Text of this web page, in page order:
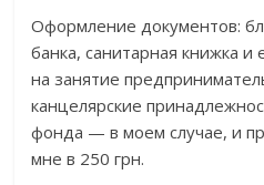
Оформление документов:
банка, санитарная книжка
на занятие
канцелярские
фонда — в моем случае, и
мне в 250 грн.